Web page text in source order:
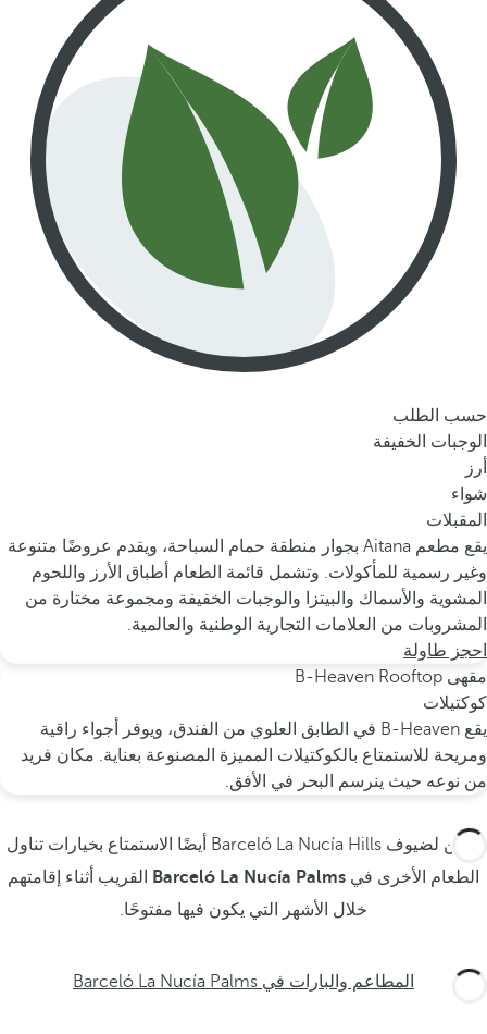
حسب الطلب
الوجبات الخفيفة
أرز
شواء
المقبلات
يقع مطعم Aitana بجوار منطقة حمام السباحة، ويقدم عروضًا متنوعة
وغير رسمية للمأكولات. وتشمل قائمة الطعام أطباق الأرز واللحوم
المشوية والأسماك والبيتزا والوجبات الخفيفة ومجموعة مختارة من
المشروبات من العلامات التجارية الوطنية والعالمية.
احجز طاولة
مقهى B-Heaven Rooftop
كوكتيلات
يقع B-Heaven في الطابق العلوي من الفندق، ويوفر أجواء راقية
ومريحة للاستمتاع بالكوكتيلات المميزة المصنوعة بعناية. مكان فريد
من نوعه حيث ينرسم البحر في الأفق.
يمكن لضيوف Barceló La Nucía Hills أيضًا الاستمتاع بخيارات تناول
الطعام الأخرى في Barceló La Nucía Palms
القريب أثناء إقامتهم
خلال الأشهر التي يكون فيها مفتوحًا.
المطاعم والبارات في Barceló La Nucía Palms